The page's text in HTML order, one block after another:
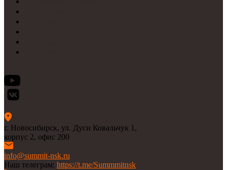
г. Новосибирск, ул. Дуси Ковальчук 1,
корпус 2, офис 200
info@summit-nsk.ru
Наш телеграм: https://t.me/Summmitnsk